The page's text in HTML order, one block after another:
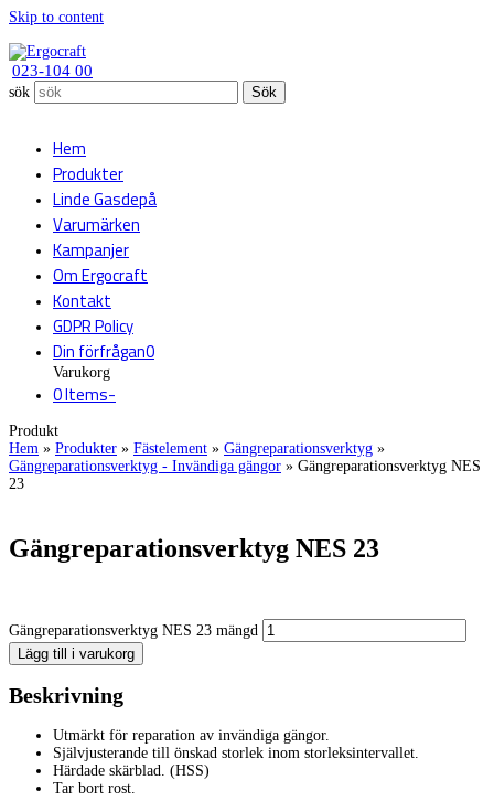
Skip to content
023-104 00
sök Sök
Hem
Produkter
Linde Gasdepå
Varumärken
Kampanjer
Om Ergocraft
Kontakt
GDPR Policy
Din förfrågan0
Varukorg
0 Items-
Produkt
Hem » Produkter » Fästelement » Gängreparationsverktyg »
Gängreparationsverktyg - Invändiga gängor » Gängreparationsverktyg NES
23
Gängreparationsverktyg NES 23
Gängreparationsverktyg NES 23 mängd
Lägg till i varukorg
Beskrivning
Utmärkt för reparation av invändiga gängor.
Självjusterande till önskad storlek inom storleksintervallet.
Härdade skärblad. (HSS)
Tar bort rost.